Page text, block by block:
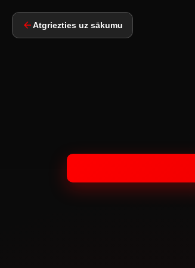
Atgriezties uz sākumu